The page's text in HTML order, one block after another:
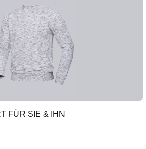
FÜR SIE & IHN